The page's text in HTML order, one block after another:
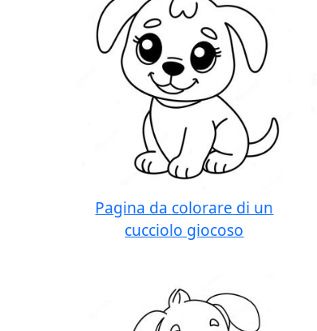
Pagina da colorare di un
cucciolo giocoso